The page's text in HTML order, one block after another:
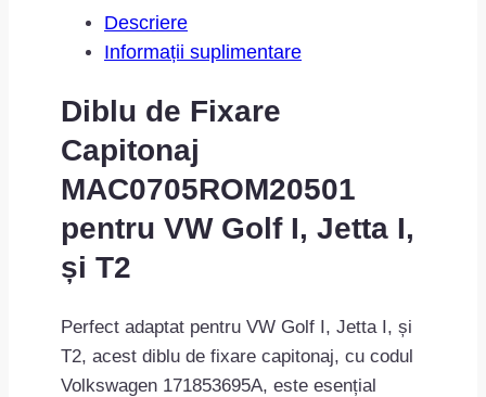
Descriere
Informații suplimentare
Diblu de Fixare
Capitonaj
MAC0705ROM20501
pentru VW Golf I, Jetta I,
și T2
Perfect adaptat pentru VW Golf I, Jetta I, și
T2, acest diblu de fixare capitonaj, cu codul
Volkswagen 171853695A, este esențial